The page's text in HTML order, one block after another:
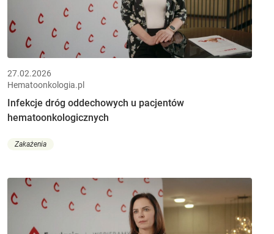
27.02.2026
Hematoonkologia.pl
Infekcje dróg oddechowych u pacjentów
hematoonkologicznych
Zakażenia